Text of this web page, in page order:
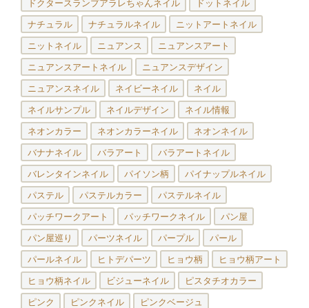
ドクタースランプアラレちゃんネイル ドットネイル
ナチュラル ナチュラルネイル ニットアートネイル
ニットネイル ニュアンス ニュアンスアート
ニュアンスアートネイル ニュアンスデザイン
ニュアンスネイル ネイビーネイル ネイル
ネイルサンプル ネイルデザイン ネイル情報
ネオンカラー ネオンカラーネイル ネオンネイル
バナナネイル バラアート バラアートネイル
バレンタインネイル パイソン柄 パイナップルネイル
パステル パステルカラー パステルネイル
パッチワークアート パッチワークネイル パン屋
パン屋巡り パーツネイル パープル パール
パールネイル ヒトデパーツ ヒョウ柄 ヒョウ柄アート
ヒョウ柄ネイル ビジューネイル ピスタチオカラー
ピンク ピンクネイル ピンクベージュ